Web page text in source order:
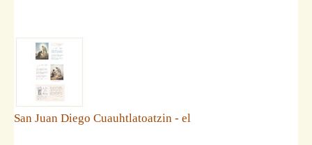
San Juan Diego Cuauhtlatoatzin - el